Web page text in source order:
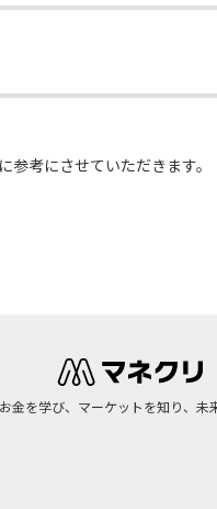
考にさせていただきます。
お金を学び、マーケットを知り、未